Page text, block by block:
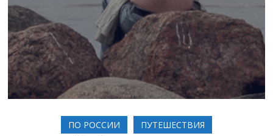
ПО РОССИИ ПУТЕШЕСТВИЯ